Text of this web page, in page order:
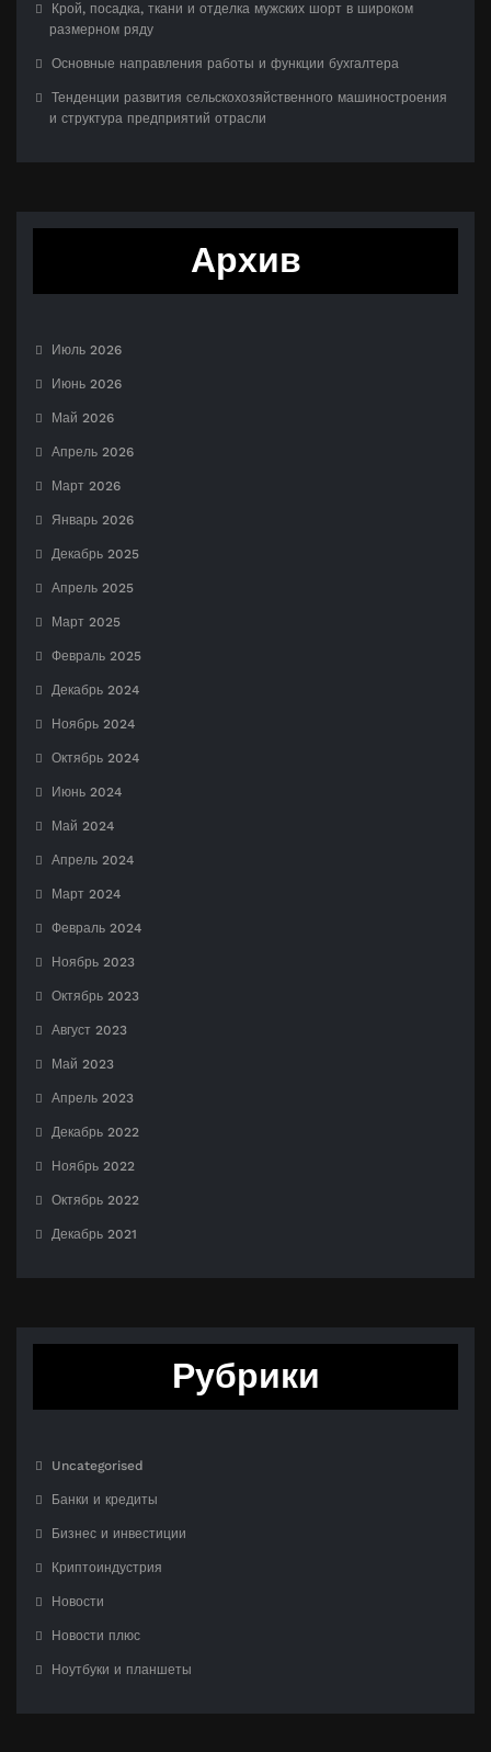
Крой, посадка, ткани и отделка мужских шорт в широком
размерном ряду
Основные направления работы и функции бухгалтера
Тенденции развития сельскохозяйственного машиностроения
и структура предприятий отрасли
Архив
Июль 2026
Июнь 2026
Май 2026
Апрель 2026
Март 2026
Январь 2026
Декабрь 2025
Апрель 2025
Март 2025
Февраль 2025
Декабрь 2024
Ноябрь 2024
Октябрь 2024
Июнь 2024
Май 2024
Апрель 2024
Март 2024
Февраль 2024
Ноябрь 2023
Октябрь 2023
Август 2023
Май 2023
Апрель 2023
Декабрь 2022
Ноябрь 2022
Октябрь 2022
Декабрь 2021
Рубрики
Uncategorised
Банки и кредиты
Бизнес и инвестиции
Криптоиндустрия
Новости
Новости плюс
Ноутбуки и планшеты